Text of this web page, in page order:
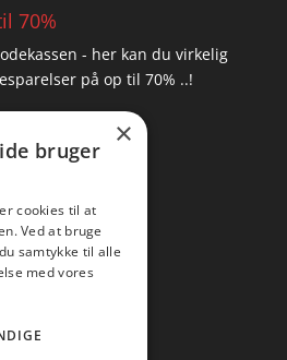
70%
- her kan du virkelig
på op til 70% ..!
8672
hej@amare.dk
×
bruger
cookies til at
Ved at bruge
samtykke til alle
med vores